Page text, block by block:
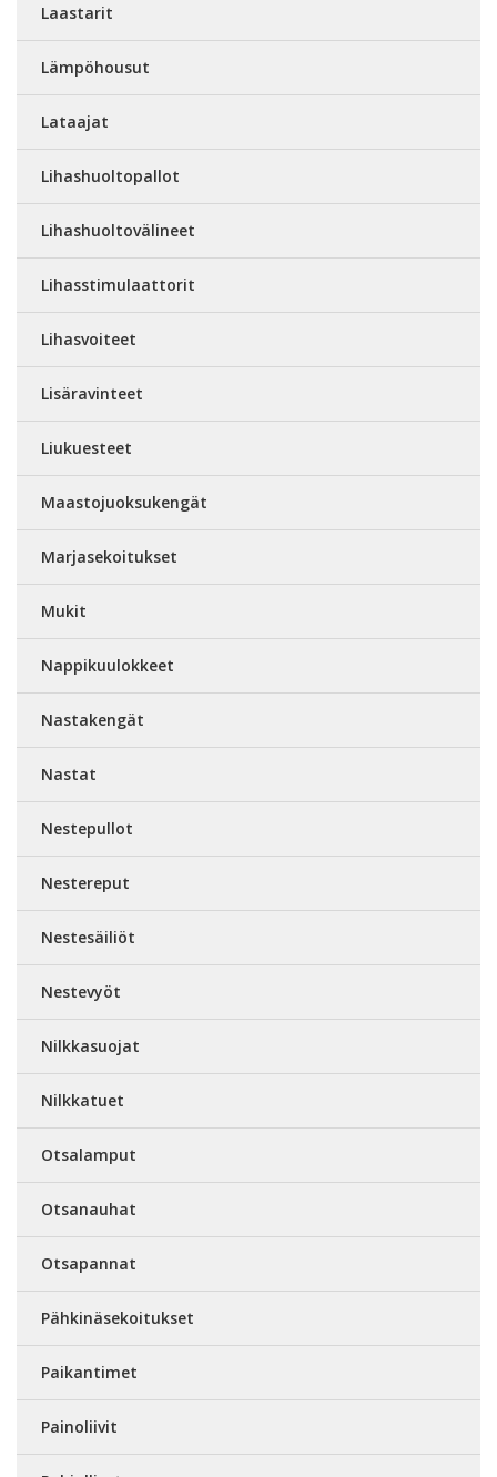
Laastarit
Lämpöhousut
Lataajat
Lihashuoltopallot
Lihashuoltovälineet
Lihasstimulaattorit
Lihasvoiteet
Lisäravinteet
Liukuesteet
Maastojuoksukengät
Marjasekoitukset
Mukit
Nappikuulokkeet
Nastakengät
Nastat
Nestepullot
Nestereput
Nestesäiliöt
Nestevyöt
Nilkkasuojat
Nilkkatuet
Otsalamput
Otsanauhat
Otsapannat
Pähkinäsekoitukset
Paikantimet
Painoliivit